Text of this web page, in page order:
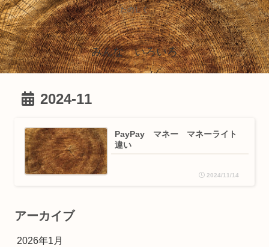
たのしく
みんな いろいろ
2024-11
PayPay マネー マネーライト
違い
2024/11/14
アーカイブ
2026年1月